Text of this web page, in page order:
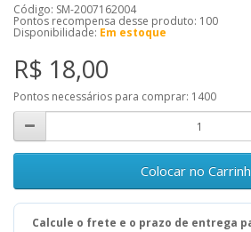
Código: SM-2007162004
Pontos recompensa desse produto: 100
Disponibilidade: Em estoque
R$ 18,00
Pontos necessários para comprar: 1400
Colocar no
Calcule o frete e o prazo de entrega